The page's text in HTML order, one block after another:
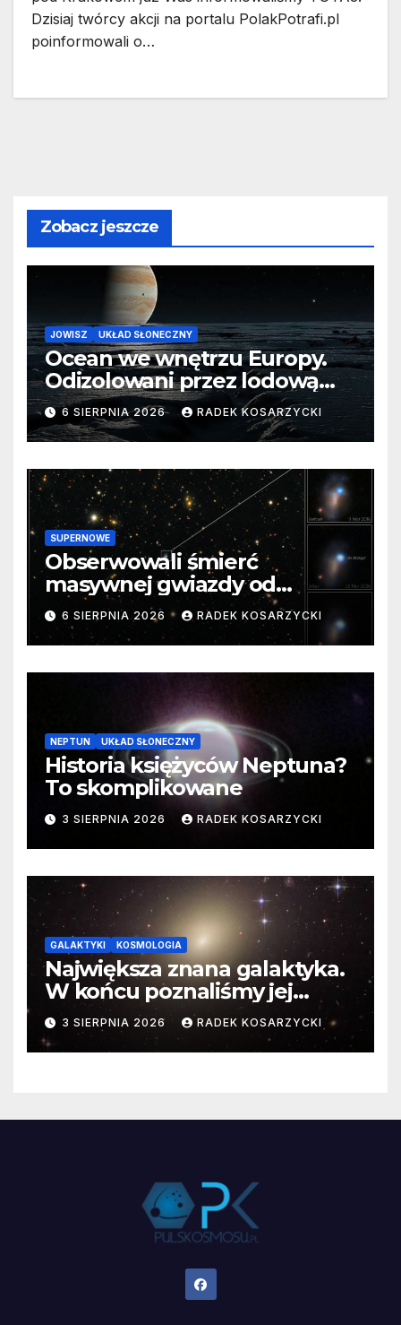
Dzisiaj twórcy akcji na portalu PolakPotrafi.pl
poinformowali o…
Zobacz jeszcze
JOWISZ UKŁAD SŁONECZNY
Ocean we wnętrzu Europy.
Odizolowani przez lodową
barierę
6 SIERPNIA 2026 RADEK KOSARZYCKI
SUPERNOWE
Obserwowali śmierć
masywnej gwiazdy od
samego początku. Niezwykle
cenne dane
6 SIERPNIA 2026 RADEK KOSARZYCKI
NEPTUN UKŁAD SŁONECZNY
Historia księżyców Neptuna?
To skomplikowane
3 SIERPNIA 2026 RADEK KOSARZYCKI
GALAKTYKI KOSMOLOGIA
Największa znana galaktyka.
W końcu poznaliśmy jej
faktyczne wymiary
3 SIERPNIA 2026 RADEK KOSARZYCKI